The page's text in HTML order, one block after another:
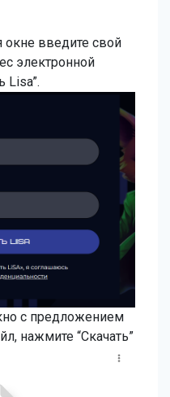
введите свой
электронной
Lisa”.
с предложением
нажмите “Скачать”